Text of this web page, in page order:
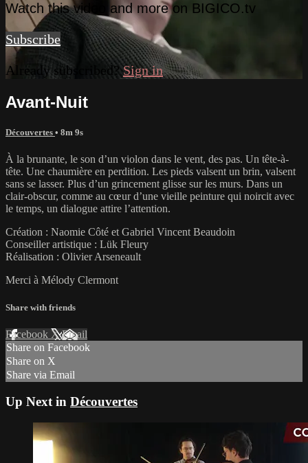
Watch this video and more on BIGICO.tv
Subscribe
Already subscribed?Sign in
Avant-Nuit
Découvertes • 8m 9s
À la brunante, le son d’un violon dans le vent, des pas. Un tête-à-
tête. Une chaumière en perdition. Les pieds valsent un brin, valsent
sans se lasser. Plus d’un grincement glisse sur les murs. Dans un
clair-obscur, comme au cœur d’une vieille peinture qui noircit avec
le temps, un dialogue attire l’attention.
Création : Naomie Côté et Gabriel Vincent Beaudoin
Conseiller artistique : Lük Fleury
Réalisation : Olivier Arseneault
Merci à Mélody Clermont
Share with friends
Facebook XEmail
Share on Facebook
Share on X
Share via Email
Up Next in Découvertes